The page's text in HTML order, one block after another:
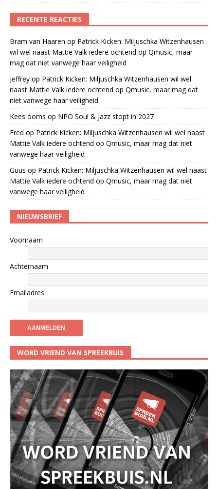
RECENTE REACTIES
Bram van Haaren op Patrick Kicken: Miljuschka Witzenhausen
wil wel naast Mattie Valk iedere ochtend op Qmusic, maar
mag dat niet vanwege haar veiligheid
Jeffrey op Patrick Kicken: Miljuschka Witzenhausen wil wel
naast Mattie Valk iedere ochtend op Qmusic, maar mag dat
niet vanwege haar veiligheid
Kees öoms op NPO Soul & Jazz stopt in 2027
Fred op Patrick Kicken: Miljuschka Witzenhausen wil wel naast
Mattie Valk iedere ochtend op Qmusic, maar mag dat niet
vanwege haar veiligheid
Guus op Patrick Kicken: Miljuschka Witzenhausen wil wel naast
Mattie Valk iedere ochtend op Qmusic, maar mag dat niet
vanwege haar veiligheid
NIEUWSBRIEF
Voornaam
Achternaam
Emailadres:
WORD VRIEND VAN SPREEKBUIS